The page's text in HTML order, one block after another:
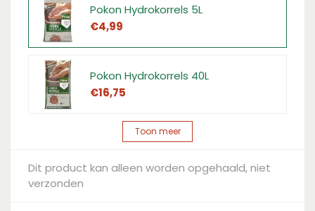
Pokon Hydrokorrels 5L
€4,99
Pokon Hydrokorrels 40L
€16,75
Toon meer
Dit product kan alleen worden opgehaald, niet
verzonden